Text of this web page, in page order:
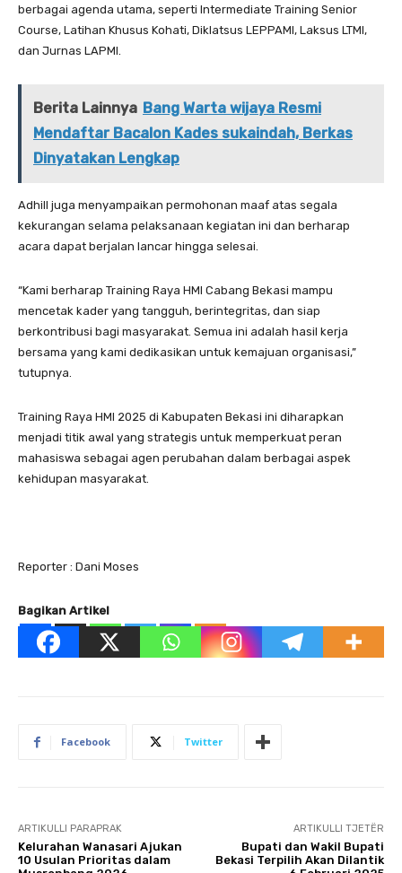
berbagai agenda utama, seperti Intermediate Training Senior
Course, Latihan Khusus Kohati, Diklatsus LEPPAMI, Laksus LTMI,
dan Jurnas LAPMI.
Berita Lainnya Bang Warta wijaya Resmi
Mendaftar Bacalon Kades sukaindah, Berkas
Dinyatakan Lengkap
Adhill juga menyampaikan permohonan maaf atas segala
kekurangan selama pelaksanaan kegiatan ini dan berharap
acara dapat berjalan lancar hingga selesai.
“Kami berharap Training Raya HMI Cabang Bekasi mampu
mencetak kader yang tangguh, berintegritas, dan siap
berkontribusi bagi masyarakat. Semua ini adalah hasil kerja
bersama yang kami dedikasikan untuk kemajuan organisasi,”
tutupnya.
Training Raya HMI 2025 di Kabupaten Bekasi ini diharapkan
menjadi titik awal yang strategis untuk memperkuat peran
mahasiswa sebagai agen perubahan dalam berbagai aspek
kehidupan masyarakat.
Reporter : Dani Moses
Bagikan Artikel
Facebook Twitter
ARTIKULLI PARAPRAK
Kelurahan Wanasari Ajukan
10 Usulan Prioritas dalam
ARTIKULLI TJETËR
Bupati dan Wakil Bupati
Bekasi Terpilih Akan Dilantik